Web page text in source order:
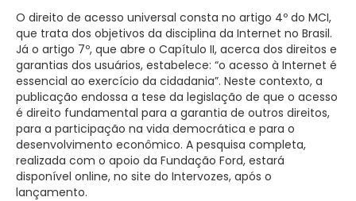
O direito de acesso universal consta no artigo 4º do MCI,
que trata dos objetivos da disciplina da Internet no Brasil.
Já o artigo 7º, que abre o Capítulo II, acerca dos direitos e
garantias dos usuários, estabelece: “o acesso à Internet é
essencial ao exercício da cidadania”. Neste contexto, a
publicação endossa a tese da legislação de que o acesso
é direito fundamental para a garantia de outros direitos,
para a participação na vida democrática e para o
desenvolvimento econômico. A pesquisa completa,
realizada com o apoio da Fundação Ford, estará
disponível online, no site do Intervozes, após o
lançamento.